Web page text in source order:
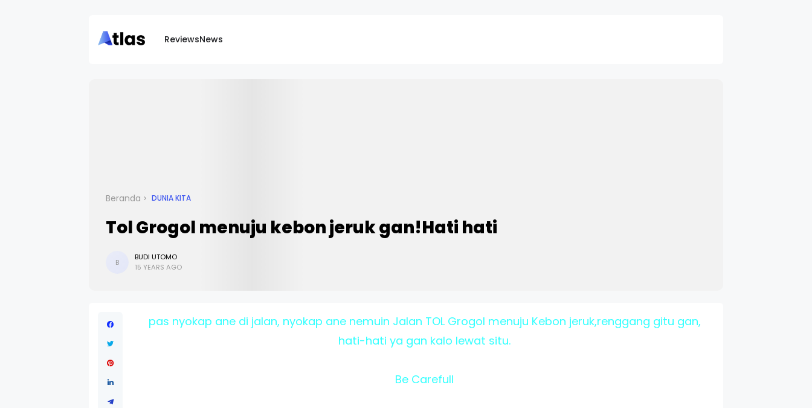
ReviewsNews
Beranda DUNIA KITA
Tol Grogol menuju kebon jeruk gan!Hati hati
B
BUDI UTOMO
15 YEARS AGO
pas nyokap ane di jalan, nyokap ane nemuin Jalan TOL Grogol menuju Kebon jeruk,renggang gitu gan,
hati-hati ya gan kalo lewat situ.
Be Carefull